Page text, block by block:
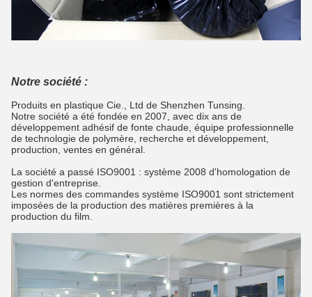
Notre société :
Produits en plastique Cie., Ltd de Shenzhen Tunsing.
Notre société a été fondée en 2007, avec dix ans de
développement adhésif de fonte chaude, équipe professionnelle
de technologie de polymère, recherche et développement,
production, ventes en général.
La société a passé ISO9001 : système 2008 d'homologation de
gestion d'entreprise.
Les normes des commandes système ISO9001 sont strictement
imposées de la production des matières premières à la
production du film.